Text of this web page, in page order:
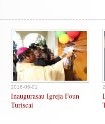
2016-06-01
Inaugurasau Igreja Foun
Turiscai